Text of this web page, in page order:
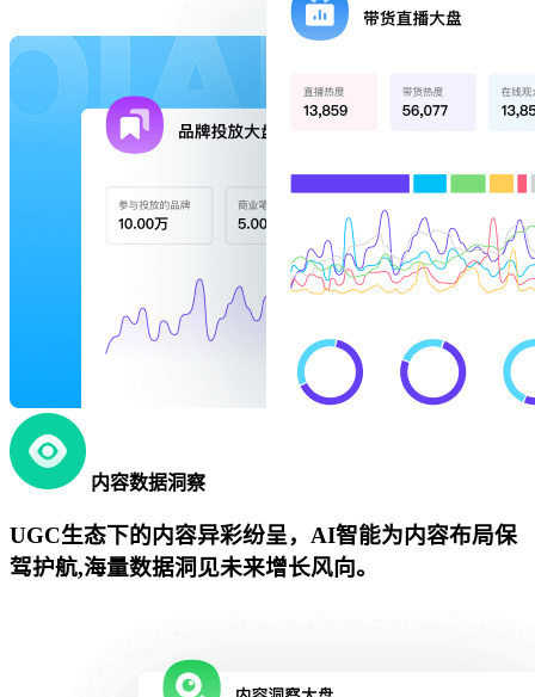
内容数据洞察
UGC生态下的内容异彩纷呈，AI智能为内容布局保
驾护航,海量数据洞见未来增长风向。